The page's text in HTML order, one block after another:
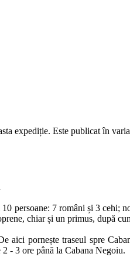
expediție. Este publicat în
persoane: 7 români și 3
chiar și un primus, după
aici pornește traseul spre
- 3 ore până la Cabana Negoiu.